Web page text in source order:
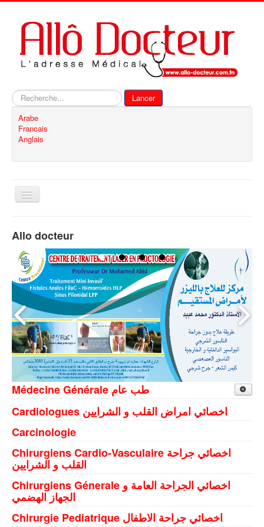
Rechercher
Lancer
Arabe
Francais
Anglais
Basculer
Contact
Allo docteur
Médecine Générale طب عام
Beja
Esslouguia
Goubellat
Medjez El Bab
Nefza
Teboursouk
Cardiologues اخصائي امراض القلب و الشرايين
Carcinologie
Chirurgiens Cardio-Vasculaire اخصائي جراحة
القلب و الشرايين
Chirurgiens Génerale اخصائي الجراحة العامة و
الجهاز الهضمي
Chirurgie Pediatrique اخصائي جراحة الاطفال